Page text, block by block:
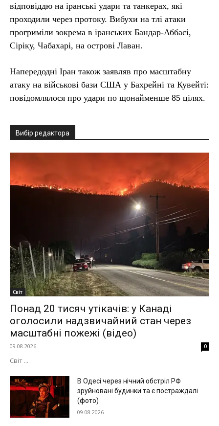
відповіддю на іранські удари та танкерах, які
проходили через протоку. Вибухи на тлі атаки
прогриміли зокрема в іранських Бандар-Аббасі,
Сіріку, Чабахарі, на острові Лаван.
Напередодні Іран також заявляв про масштабну
атаку на військові бази США у Бахрейні та Кувейті:
повідомлялося про удари по щонайменше 85 цілях.
Вибір редактора
Світ
Понад 20 тисяч утікачів: у Канаді
оголосили надзвичайний стан через
масштабні пожежі (відео)
09.08.2026 0
Світ ...
В Одесі через нічний обстріл РФ
зруйновані будинки та є постраждалі
(фото)
09.08.2026